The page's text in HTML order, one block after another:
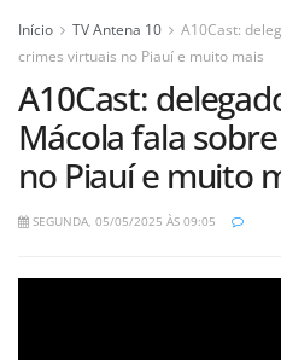
Início TV Antena 10
A10Cast:
crimes virtuais no Piauí e muito mais
A10Cast:
Mácola fala
no Piauí e muito
SEGUNDA, 05/05/2025 ÀS 09:05